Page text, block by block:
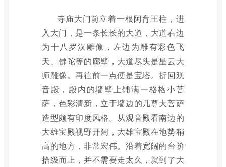
寺庙大门前立着一根阿育王柱，进
入大门，是一条长长的大道，大道右边
为十八罗汉雕像，左边为雕有彩色飞
天、佛陀等的廊壁，大道尽头是星云大
师雕像。再往前一点便是宝塔。折回观
音殿，殿内的墙壁上铺满一格格小菩
萨，色彩清新，立于墙边的几尊大菩萨
造型颇有印度风格。从观音殿看南边的
大雄宝殿视野开阔，大雄宝殿在地势稍
高的地方，非常宏伟。沿着宽阔的台阶
拾级而上，并不需要走太久，就到了大